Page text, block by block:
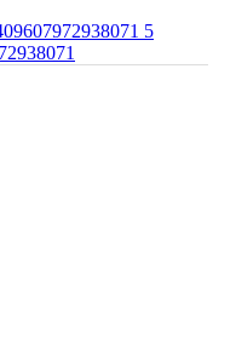
5